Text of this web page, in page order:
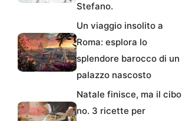
Stefano.
Un viaggio insolito a
Roma: esplora lo
splendore barocco di un
palazzo nascosto
Natale finisce, ma il cibo
no. 3 ricette per